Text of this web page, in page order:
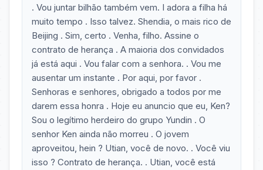
. Vou juntar bilhão também vem. I adora a filha há
muito tempo . Isso talvez. Shendia, o mais rico de
Beijing . Sim, certo . Venha, filho. Assine o
contrato de herança . A maioria dos convidados
já está aqui . Vou falar com a senhora. . Vou me
ausentar um instante . Por aqui, por favor .
Senhoras e senhores, obrigado a todos por me
darem essa honra . Hoje eu anuncio que eu, Ken?
Sou o legítimo herdeiro do grupo Yundin . O
senhor Ken ainda não morreu . O jovem
aproveitou, hein ? Utian, você de novo. . Você viu
isso ? Contrato de herança. . Utian, você está